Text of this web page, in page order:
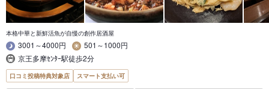
本格中華と新鮮活魚が自慢の創作居酒屋
3001～4000円
501～1000円
京王多摩ｾﾝﾀｰ駅徒歩2分
口コミ投稿特典対象店 スマート支払い可